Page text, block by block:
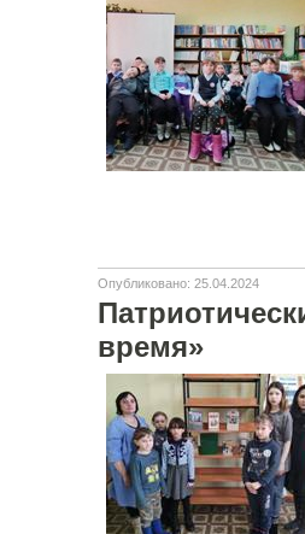
Опубликовано: 25.04.2024
время»